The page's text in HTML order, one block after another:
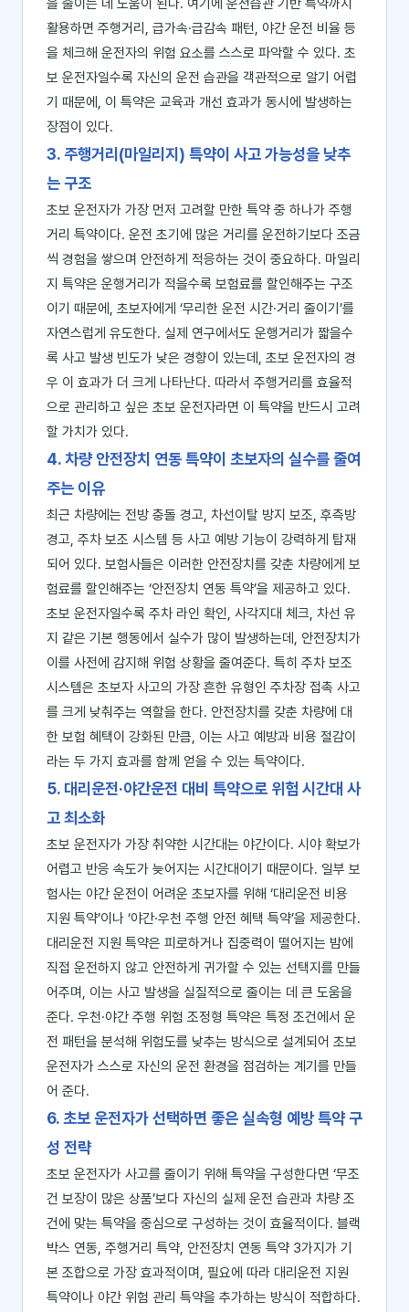
을 줄이는 데 도움이 된다. 여기에 운전습관 기반 특약까지
활용하면 주행거리, 급가속·급감속 패턴, 야간 운전 비율 등
을 체크해 운전자의 위험 요소를 스스로 파악할 수 있다. 초
보 운전자일수록 자신의 운전 습관을 객관적으로 알기 어렵
기 때문에, 이 특약은 교육과 개선 효과가 동시에 발생하는
장점이 있다.
3. 주행거리(마일리지) 특약이 사고 가능성을 낮추
는 구조
초보 운전자가 가장 먼저 고려할 만한 특약 중 하나가 주행
거리 특약이다. 운전 초기에 많은 거리를 운전하기보다 조금
씩 경험을 쌓으며 안전하게 적응하는 것이 중요하다. 마일리
지 특약은 운행거리가 적을수록 보험료를 할인해주는 구조
이기 때문에, 초보자에게 ‘무리한 운전 시간·거리 줄이기’를
자연스럽게 유도한다. 실제 연구에서도 운행거리가 짧을수
록 사고 발생 빈도가 낮은 경향이 있는데, 초보 운전자의 경
우 이 효과가 더 크게 나타난다. 따라서 주행거리를 효율적
으로 관리하고 싶은 초보 운전자라면 이 특약을 반드시 고려
할 가치가 있다.
4. 차량 안전장치 연동 특약이 초보자의 실수를 줄여
주는 이유
최근 차량에는 전방 충돌 경고, 차선이탈 방지 보조, 후측방
경고, 주차 보조 시스템 등 사고 예방 기능이 강력하게 탑재
되어 있다. 보험사들은 이러한 안전장치를 갖춘 차량에게 보
험료를 할인해주는 ‘안전장치 연동 특약’을 제공하고 있다.
초보 운전자일수록 주차 라인 확인, 사각지대 체크, 차선 유
지 같은 기본 행동에서 실수가 많이 발생하는데, 안전장치가
이를 사전에 감지해 위험 상황을 줄여준다. 특히 주차 보조
시스템은 초보자 사고의 가장 흔한 유형인 주차장 접촉 사고
를 크게 낮춰주는 역할을 한다. 안전장치를 갖춘 차량에 대
한 보험 혜택이 강화된 만큼, 이는 사고 예방과 비용 절감이
라는 두 가지 효과를 함께 얻을 수 있는 특약이다.
5. 대리운전·야간운전 대비 특약으로 위험 시간대 사
고 최소화
초보 운전자가 가장 취약한 시간대는 야간이다. 시야 확보가
어렵고 반응 속도가 늦어지는 시간대이기 때문이다. 일부 보
험사는 야간 운전이 어려운 초보자를 위해 ‘대리운전 비용
지원 특약’이나 ‘야간·우천 주행 안전 혜택 특약’을 제공한다.
대리운전 지원 특약은 피로하거나 집중력이 떨어지는 밤에
직접 운전하지 않고 안전하게 귀가할 수 있는 선택지를 만들
어주며, 이는 사고 발생을 실질적으로 줄이는 데 큰 도움을
준다. 우천·야간 주행 위험 조정형 특약은 특정 조건에서 운
전 패턴을 분석해 위험도를 낮추는 방식으로 설계되어 초보
운전자가 스스로 자신의 운전 환경을 점검하는 계기를 만들
어 준다.
6. 초보 운전자가 선택하면 좋은 실속형 예방 특약 구
성 전략
초보 운전자가 사고를 줄이기 위해 특약을 구성한다면 ‘무조
건 보장이 많은 상품’보다 자신의 실제 운전 습관과 차량 조
건에 맞는 특약을 중심으로 구성하는 것이 효율적이다. 블랙
박스 연동, 주행거리 특약, 안전장치 연동 특약 3가지가 기
본 조합으로 가장 효과적이며, 필요에 따라 대리운전 지원
특약이나 야간 위험 관리 특약을 추가하는 방식이 적합하다.